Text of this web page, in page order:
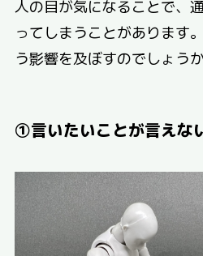
人の目が気になることで、
ってしまうことがあります
う影響を及ぼすのでしょうか
①言いたいことが言えな